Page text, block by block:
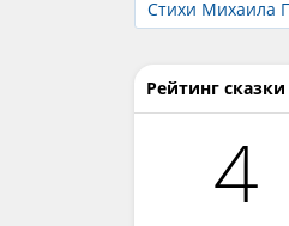
Стихи Михаила
Рейтинг сказки
4